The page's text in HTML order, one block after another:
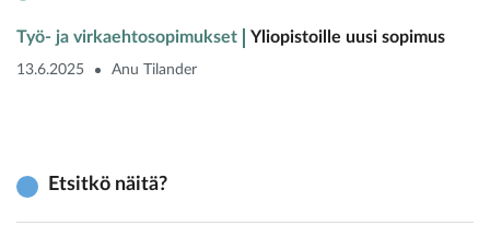
Työ- ja virkaehtosopimukset Yliopistoille uusi sopimus
13.6.2025 Anu Tilander
Etsitkö näitä?